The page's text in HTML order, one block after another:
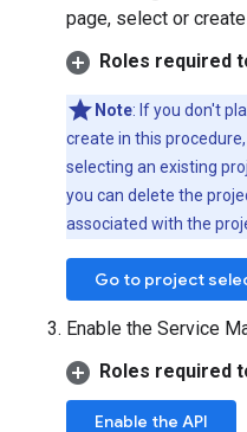
page, select or
Roles required
Note: If you don't
create in this
selecting an existing
you can delete the
associated with the
Go to project
Enable the Service
Roles required
Enable the API